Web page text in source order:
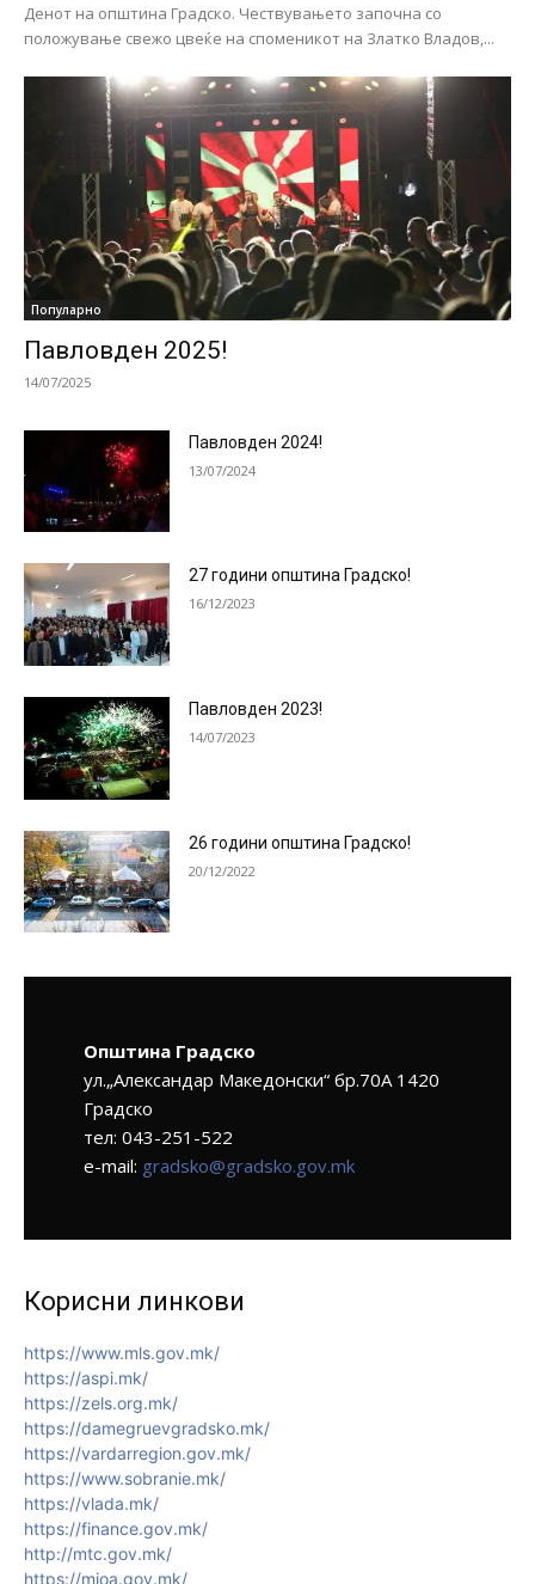
Денот на општина Градско. Чествувањето започна со
положување свежо цвеќе на споменикот на Златко Владов,...
Популарно
Павловден 2025!
14/07/2025
Павловден 2024!
13/07/2024
27 години општина Градско!
16/12/2023
Павловден 2023!
14/07/2023
26 години општина Градско!
20/12/2022
Општина Градско
ул.„Александар Македонски“ бр.70А 1420
Градско
тел: 043-251-522
e-mail: gradsko@gradsko.gov.mk
Корисни линкови
https://www.mls.gov.mk/
https://aspi.mk/
https://zels.org.mk/
https://damegruevgradsko.mk/
https://vardarregion.gov.mk/
https://www.sobranie.mk/
https://vlada.mk/
https://finance.gov.mk/
http://mtc.gov.mk/
https://mioa.gov.mk/